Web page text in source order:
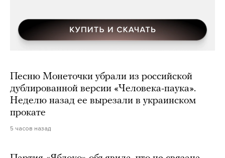
Песню Монеточки убрали из российской
дублированной версии «Человека-паука».
Неделю назад ее вырезали в украинском
прокате
5 часов назад